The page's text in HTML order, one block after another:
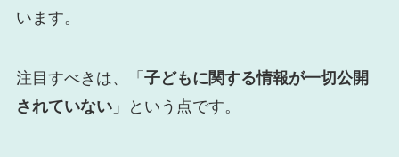
います。
注目すべきは、「 子どもに関する情報が一切公開
されていない」という点です。